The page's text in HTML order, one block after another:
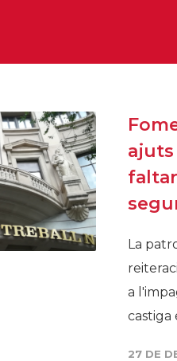
ajuts
La
a
castiga
27 DE